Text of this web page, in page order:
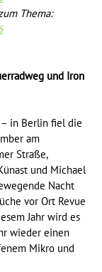
Thema:
und Iron
– in Berlin fiel die
am
Straße,
und Michael
Nacht
vor Ort Revue
Jahr wird es
wieder einen
Mikro und